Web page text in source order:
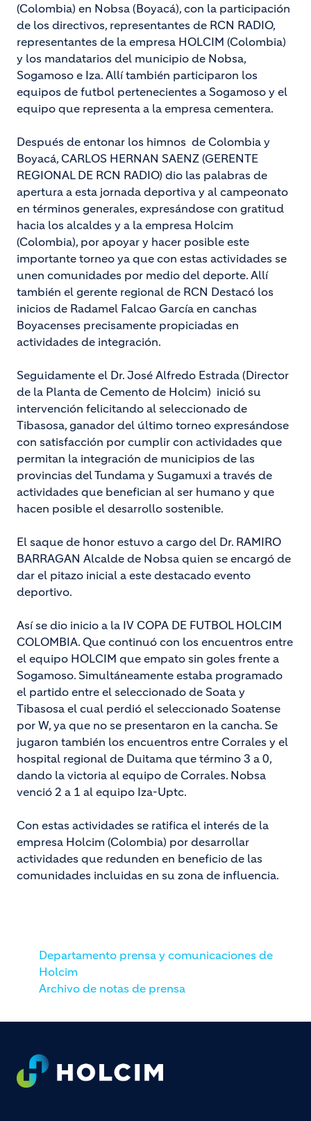
(Colombia) en Nobsa (Boyacá), con la participación
de los directivos, representantes de RCN RADIO,
representantes de la empresa HOLCIM (Colombia)
y los mandatarios del municipio de Nobsa,
Sogamoso e Iza. Allí también participaron los
equipos de futbol pertenecientes a Sogamoso y el
equipo que representa a la empresa cementera.
Después de entonar los himnos de Colombia y
Boyacá, CARLOS HERNAN SAENZ (GERENTE
REGIONAL DE RCN RADIO) dio las palabras de
apertura a esta jornada deportiva y al campeonato
en términos generales, expresándose con gratitud
hacia los alcaldes y a la empresa Holcim
(Colombia), por apoyar y hacer posible este
importante torneo ya que con estas actividades se
unen comunidades por medio del deporte. Allí
también el gerente regional de RCN Destacó los
inicios de Radamel Falcao García en canchas
Boyacenses precisamente propiciadas en
actividades de integración.
Seguidamente el Dr. José Alfredo Estrada (Director
de la Planta de Cemento de Holcim) inició su
intervención felicitando al seleccionado de
Tibasosa, ganador del último torneo expresándose
con satisfacción por cumplir con actividades que
permitan la integración de municipios de las
provincias del Tundama y Sugamuxi a través de
actividades que benefician al ser humano y que
hacen posible el desarrollo sostenible.
El saque de honor estuvo a cargo del Dr. RAMIRO
BARRAGAN Alcalde de Nobsa quien se encargó de
dar el pitazo inicial a este destacado evento
deportivo.
Así se dio inicio a la IV COPA DE FUTBOL HOLCIM
COLOMBIA. Que continuó con los encuentros entre
el equipo HOLCIM que empato sin goles frente a
Sogamoso. Simultáneamente estaba programado
el partido entre el seleccionado de Soata y
Tibasosa el cual perdió el seleccionado Soatense
por W, ya que no se presentaron en la cancha. Se
jugaron también los encuentros entre Corrales y el
hospital regional de Duitama que término 3 a 0,
dando la victoria al equipo de Corrales. Nobsa
venció 2 a 1 al equipo Iza-Uptc.
Con estas actividades se ratifica el interés de la
empresa Holcim (Colombia) por desarrollar
actividades que redunden en beneficio de las
comunidades incluidas en su zona de influencia.
Departamento prensa y comunicaciones de
Holcim
Archivo de notas de prensa
Footer